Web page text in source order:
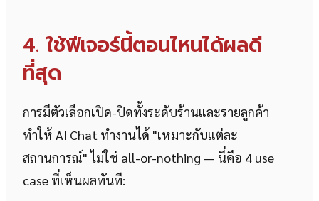
4. ใช้ฟีเจอร์นี้ตอนไหนได้ผลดี
ที่สุด
การมีตัวเลือกเปิด-ปิดทั้งระดับร้านและรายลูกค้า
ทำให้ AI Chat ทำงานได้ "เหมาะกับแต่ละ
สถานการณ์" ไม่ใช่ all-or-nothing — นี่คือ 4 use
case ที่เห็นผลทันที: